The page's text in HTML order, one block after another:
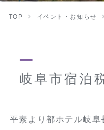
TOP イベント・お知らせ
岐阜市宿泊
平素より都ホテル岐阜